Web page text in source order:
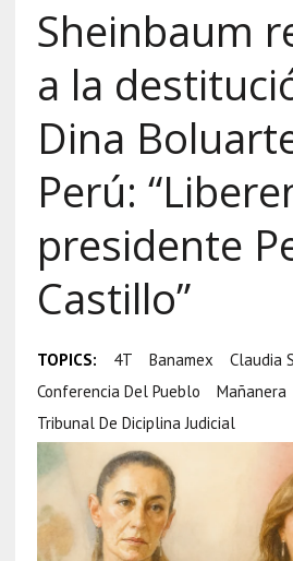
Sheinbaum
a la
Dina
Perú:
presidente
Castillo”
TOPICS: 4T Banamex
Claudia
Conferencia Del Pueblo
Mañanera
Tribunal De Diciplina Judicial